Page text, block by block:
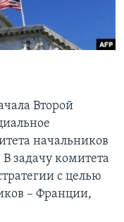
Второй
начальников
задачу комитета
с целью
– Франции,